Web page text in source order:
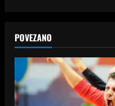
a
v
i
g
POVEZANO